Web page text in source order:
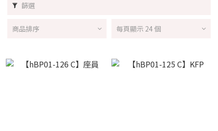
篩選
商品排序 每頁顯示 24 個